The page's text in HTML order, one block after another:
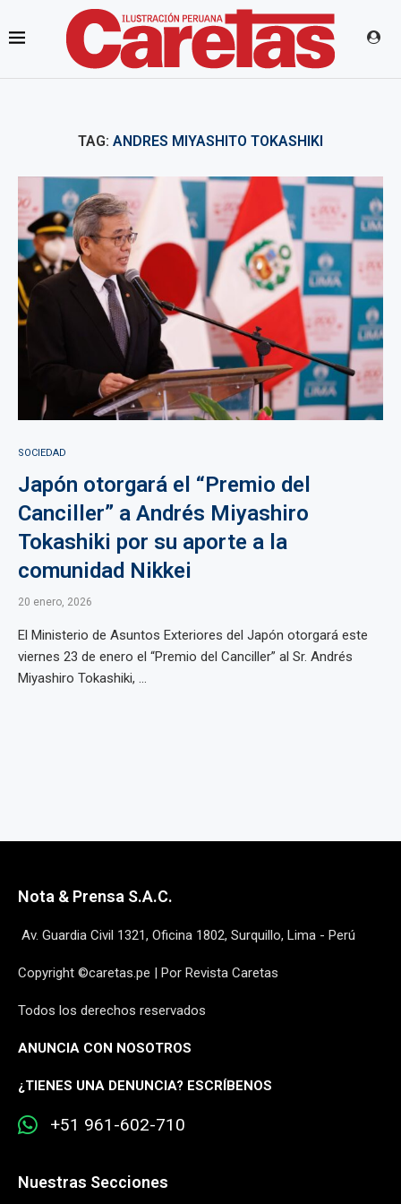
TAG: ANDRES MIYASHITO TOKASHIKI
SOCIEDAD
Japón otorgará el “Premio del
Canciller” a Andrés Miyashiro
Tokashiki por su aporte a la
comunidad Nikkei
20 enero, 2026
El Ministerio de Asuntos Exteriores del Japón otorgará este
viernes 23 de enero el “Premio del Canciller” al Sr. Andrés
Miyashiro Tokashiki, ...
Nota & Prensa S.A.C.
Av. Guardia Civil 1321, Oficina 1802, Surquillo, Lima - Perú
Copyright ©caretas.pe | Por Revista Caretas
Todos los derechos reservados
ANUNCIA CON NOSOTROS
¿TIENES UNA DENUNCIA? ESCRÍBENOS
+51 961-602-710
Nuestras Secciones